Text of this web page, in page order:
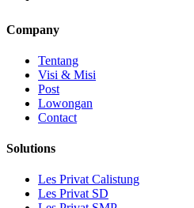
Company
Tentang
Visi & Misi
Post
Lowongan
Contact
Solutions
Les Privat Calistung
Les Privat SD